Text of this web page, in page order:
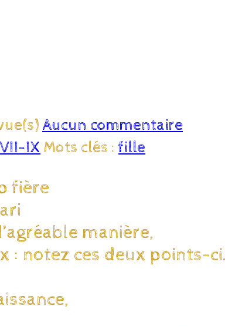
Aucun commentaire
IX Mots clés : fille
fière
manière,
: notez ces deux points-ci.